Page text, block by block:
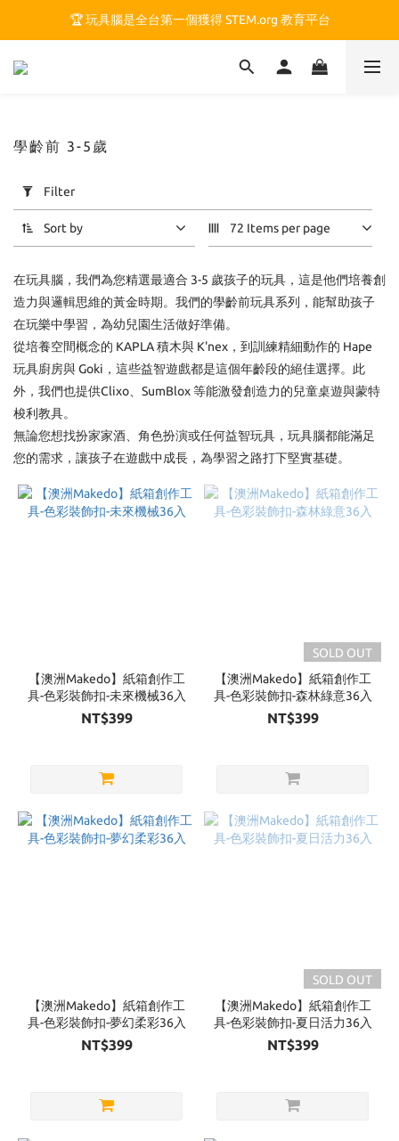
🏆 玩具腦是全台第一個獲得 STEM.org 教育平台
🏆 玩具腦是全台第一個獲得 STEM.org 教育平台
🍎 玩具腦最特別的 VIP 制度 👉
Filter
(0/20)
Range
(NT$)
~
Brand
Mideer
(70)
Masterkidz
mamayo
(39)
Kitds
(30)
Show
學齡前 3-5歲
Filter
Sort by 72 Items per page
在玩具腦，我們為您精選最適合 3-5 歲孩子的玩具，這是他們培養創
造力與邏輯思維的黃金時期。我們的學齡前玩具系列，能幫助孩子
在玩樂中學習，為幼兒園生活做好準備。
從培養空間概念的 KAPLA 積木與 K'nex，到訓練精細動作的 Hape
玩具廚房與 Goki，這些益智遊戲都是這個年齡段的絕佳選擇。此
外，我們也提供Clixo、SumBlox 等能激發創造力的兒童桌遊與蒙特
梭利教具。
無論您想找扮家家酒、角色扮演或任何益智玩具，玩具腦都能滿足
您的需求，讓孩子在遊戲中成長，為學習之路打下堅實基礎。
【澳洲Makedo】紙箱創作工
具-色彩裝飾扣-未來機械36入
NT$399
SOLD OUT
【澳洲Makedo】紙箱創作工
具-色彩裝飾扣-森林綠意36入
NT$399
【澳洲Makedo】紙箱創作工
具-色彩裝飾扣-夢幻柔彩36入
NT$399
SOLD OUT
【澳洲Makedo】紙箱創作工
具-色彩裝飾扣-夏日活力36入
NT$399